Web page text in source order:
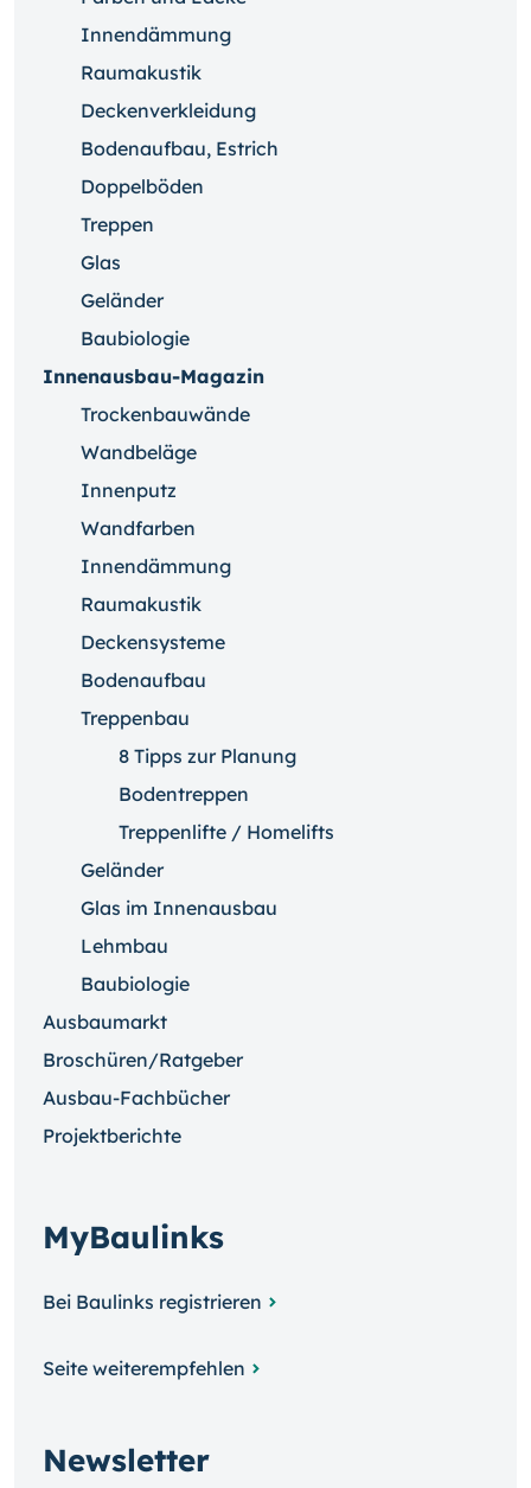
Innendämmung
Raumakustik
Deckenverkleidung
Bodenaufbau, Estrich
Doppelböden
Treppen
Glas
Geländer
Baubiologie
Innenausbau-Magazin
Trockenbauwände
Wandbeläge
Innenputz
Wandfarben
Innendämmung
Raumakustik
Deckensysteme
Bodenaufbau
Treppenbau
8 Tipps zur Planung
Bodentreppen
Treppenlifte / Homelifts
Geländer
Glas im Innenausbau
Lehmbau
Baubiologie
Ausbaumarkt
Broschüren/Ratgeber
Ausbau-Fachbücher
Projektberichte
MyBaulinks
Bei Baulinks registrieren
Seite weiterempfehlen
Newsletter